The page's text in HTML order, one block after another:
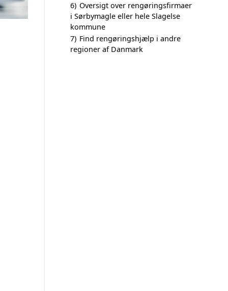
6) Oversigt over rengøringsfirmaer
i Sørbymagle eller hele Slagelse
kommune
7) Find rengøringshjælp i andre
regioner af Danmark